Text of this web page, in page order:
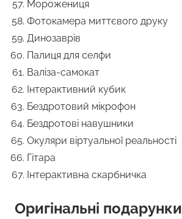
Морожениця
Фотокамера миттєвого друку
Динозаврів
Палиця для селфи
Валіза-самокат
Інтерактивний кубик
Бездротовий мікрофон
Бездротові навушники
Окуляри віртуальної реальності
Гітара
Інтерактивна скарбничка
Оригінальні подарунки